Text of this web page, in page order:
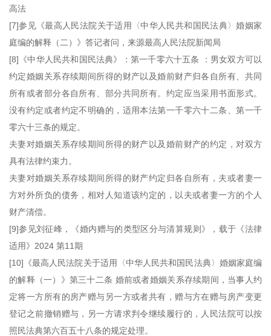
高法
[7]参见《最高人民法院关于适用〈中华人民共和国民法典〉婚姻家
庭编的解释（二）》答记者问，来源最高人民法院新闻局
[8]《中华人民共和国民法典》：第一千零六十五条 ：男女双方可以
约定婚姻关系存续期间所得的财产以及婚前财产归各自所有、共同
所有或者部分各自所有、部分共同所有。约定应当采用书面形式。
没有约定或者约定不明确的，适用本法第一千零六十二条、第一千
零六十三条的规定。
夫妻对婚姻关系存续期间所得的财产以及婚前财产的约定，对双方
具有法律约束力。
夫妻对婚姻关系存续期间所得的财产约定归各自所有，夫或者妻一
方对外所负的债务，相对人知道该约定的，以夫或者妻一方的个人
财产清偿。
[9]参见刘征峰，《婚内赠与的类型区分与清算规则》，载于《法律
适用》2024 第11期
[10]《最高人民法院关于适用〈中华人民共和国民法典〉婚姻家庭编
的解释（一）》第三十二条 婚前或者婚姻关系存续期间，当事人约
定将一方所有的房产赠与另一方或者共有，赠与方在赠与房产变更
登记之前撤销赠与，另一方请求判令继续履行的，人民法院可以按
照民法典第六百五十八条的规定处理。